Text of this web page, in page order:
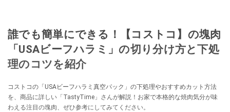
誰でも簡単にできる！【コストコ】の塊肉
「USAビーフハラミ」の切り分け方と下処
理のコツを紹介
コストコの「USAビーフハラミ真空パック」の下処理やおすすめカット方法
を、商品に詳しい「TastyTime」さんが解説！お家で本格的な焼肉気分が味
わえる注目の塊肉、ぜひ参考にしてみてください。